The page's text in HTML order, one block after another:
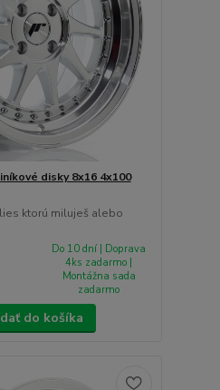
disky 8x16 4x100
ktorú miluješ alebo
Do 10 dní | Doprava
4ks zadarmo |
Montážna sada
zadarmo
do košíka